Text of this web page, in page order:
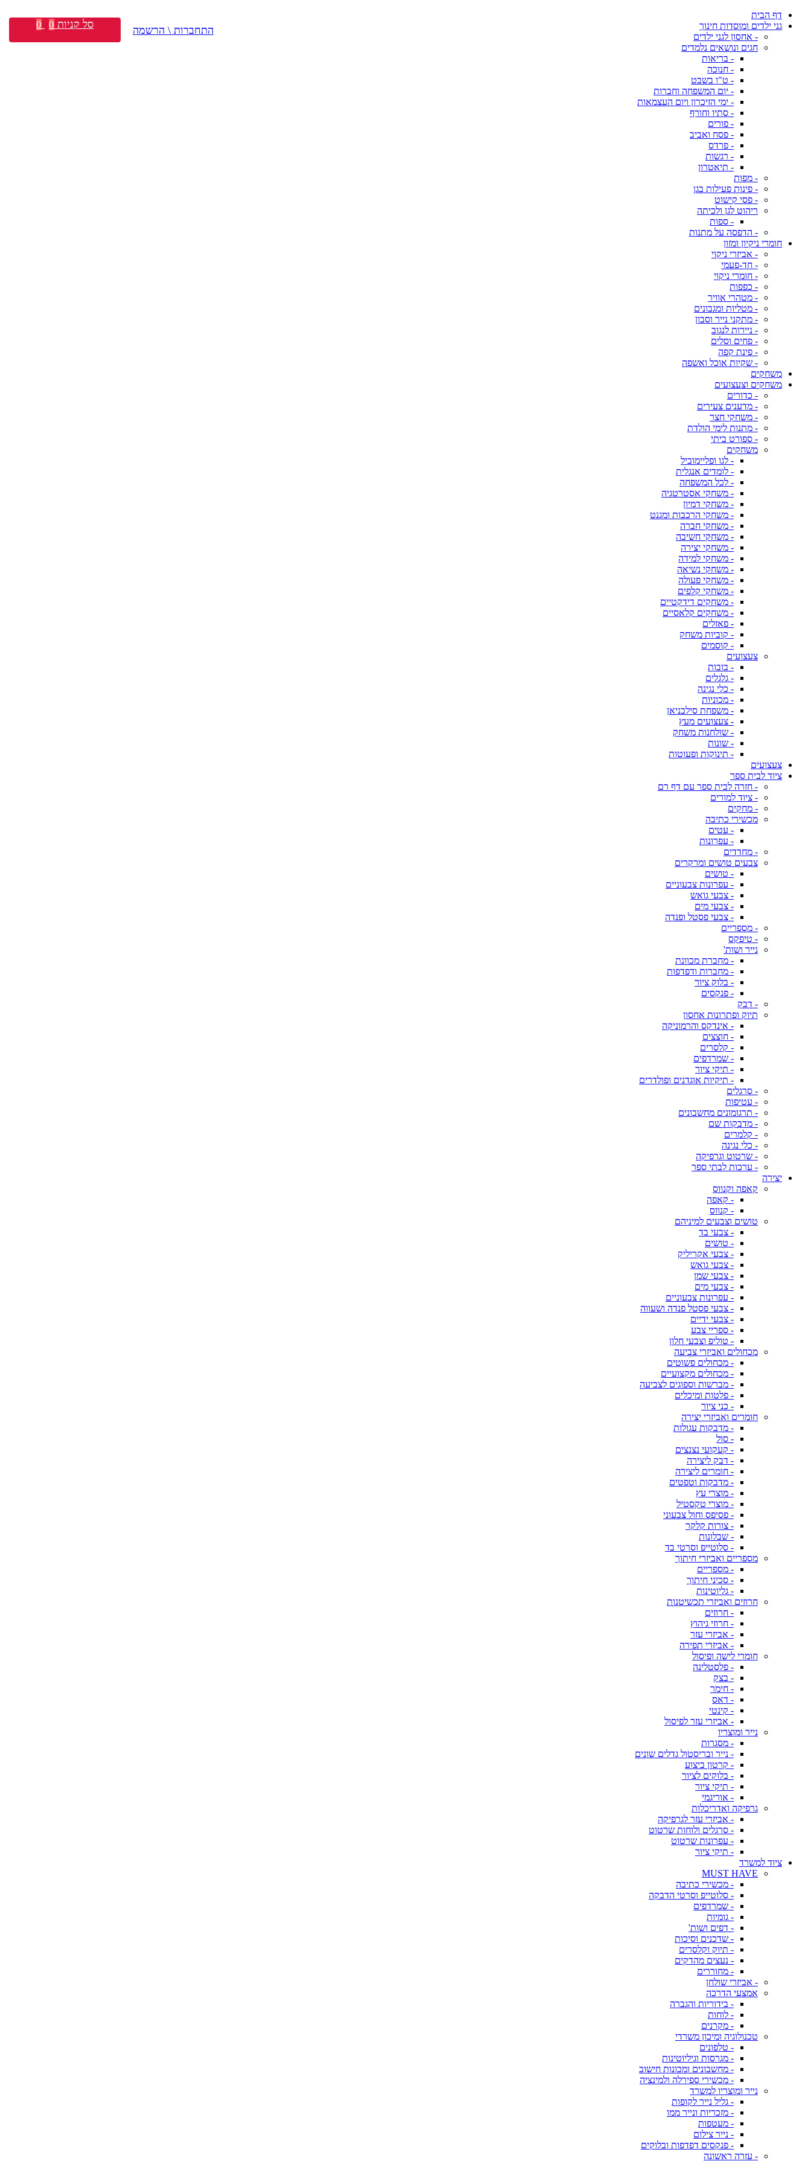
דף הבית
גני ילדים ומוסדות חינוך
- אחסון לגני ילדים
חגים ונושאים נלמדים
- בריאות
- חנוכה
- ט"ו בשבט
- יום המשפחה וחברות
- ימי הזיכרון ויום העצמאות
- סתיו וחורף
- פורים
- פסח ואביב
- פרדס
- רגשות
- תיאטרון
- מפות
- פינות פעילות בגן
- פסי קישוט
ריהוט לגן ולכיתה
- ספות
- הדפסה על מתנות
חומרי ניקיון ומזון
- אביזרי ניקוי
- חד-פעמי
- חומרי ניקוי
- כפפות
- מטהרי אוויר
- מטליות ומגבונים
- מתקני נייר וסבון
- ניירות לנגוב
- פחים וסלים
- פינת קפה
- שקיות אוכל ואשפה
משחקים
משחקים וצעצועים
- כדורים
- מדענים צעירים
- משחקי חצר
- מתנות לימי הולדת
- ספורט ביתי
משחקים
- לגו ופליימוביל
- לומדים אנגלית
- לכל המשפחה
- משחקי אסטרטגיה
- משחקי דמיון
- משחקי הרכבות ומגנט
- משחקי חברה
- משחקי חשיבה
- משחקי יצירה
- משחקי למידה
- משחקי נשיאה
- משחקי פעולה
- משחקי קלפים
- משחקים דידקטיים
- משחקים קלאסיים
- פאזלים
- קוביות משחק
- קוסמים
צעצועים
- בובות
- גלגלים
- כלי נגינה
- מכוניות
- משפחת סילבניאן
- צעצועים מעץ
- שולחנות משחק
- שונות
- תינוקות ופעוטות
צעצועים
ציוד לבית ספר
- חזרה לבית ספר עם דף רם
- ציוד למורים
- מחקים
מכשירי כתיבה
- עטים
- עפרונות
- מחדדים
צבעים טושים ומרקרים
- טושים
- עפרונות צבעוניים
- צבעי גואש
- צבעי מים
- צבעי פסטל ופנדה
- מספריים
- טיפקס
נייר ושות'
- מחברת מכוונת
- מחברות ודפדפות
- בלוק ציור
- פנקסים
- דבק
תיוק ופתרונות אחסון
- אינדקס והרמוניקה
- חוצצים
- קלסרים
- שמרדפים
- תיקי ציור
- תיקיות אוגדנים ופולדרים
- סרגלים
- עטיפות
- תרגומונים מחשבונים
- מדבקות שם
- קלמרים
- כלי נגינה
- שרטוט וגרפיקה
- ערכות לבתי ספר
יצירה
קאפה וקנווס
- קאפה
- קנווס
טושים וצבעים למיניהם
- צבעי בד
- טושים
- צבעי אקריליק
- צבעי גואש
- צבעי שמן
- צבעי מים
- עפרונות צבעוניים
- צבעי פסטל פנדה ושעווה
- צבעי ידיים
- ספריי צבע
- טוליפ וצבעי חלון
מכחולים ואביזרי צביעה
- מכחולים פשוטים
- מכחולים מקצועיים
- מברשות וספוגים לצביעה
- פלטות ומיכלים
- כני ציור
חומרים ואביזרי יצירה
- מדבקות עגולות
- סול
- קעקועי נצנצים
- דבק ליצירה
- חומרים ליצירה
- מדבקות וטפטים
- מוצרי עץ
- מוצרי טקסטיל
- פסיפס וחול צבעוני
- צורות קלקר
- שבלונות
- סלוטייפ וסרטי בד
מספריים ואביזרי חיתוך
- מספריים
- סכיני חיתוך
- גליוטינות
חרוזים ואביזרי תכשיטנות
- חרוזים
- חרוזי גיהוץ
- אביזרי עזר
- אביזרי תפירה
חומרי לישה ופיסול
- פלסטלינה
- בצק
- חימר
- דאס
- קינטי
- אביזרי עזר לפיסול
נייר ומוצריו
- מסגרות
- נייר ובריסטול גדלים שונים
- קרטון ביצוע
- בלוקים לציור
- תיקי ציור
- אוריגמי
גרפיקה ואדריכלות
- אביזרי עזר לגרפיקה
- סרגלים ולוחות שרטוט
- עפרונות שרטוט
- תיקי ציור
ציוד למשרד
MUST HAVE
- מכשירי כתיבה
- סלוטייפ וסרטי הדבקה
- שמרדפים
- גומיות
- דפים ושות'
- שדכנים וסיכות
- תיוק וקלסרים
- נעצים מהדקים
- מחוררים
- אביזרי שולחן
אמצעי הדרכה
- בידוריות והגברה
- לוחות
- מקרנים
טכנולוגיה ומיכון משרדי
- טלפונים
- מגרסות וגיליוטינות
- מחשבונים ומכונות חישוב
- מכשירי ספירלה ולמינציה
נייר ומוצריו למשרד
- גליל נייר לקופות
- מזכריות ונייר ממו
- מעטפות
- נייר צילום
- פנקסים דפדפות ובלוקים
- עזרה ראשונה
התחברות \ הרשמה סל קניות 0
0